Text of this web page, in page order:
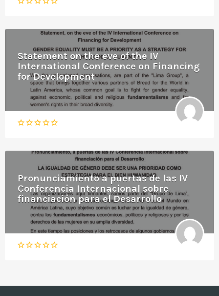
Statement on the eve of the IV
International Conference on Financing
for Development
Pronunciamiento a puertas de las IV
Conferencia Internacional sobre
financiación para el Desarrollo